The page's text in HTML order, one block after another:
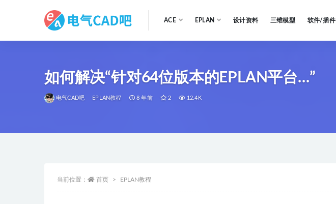
ACE EPLAN 设计资料 三维模型 软件/插件
如何解决“针对64位版本的EPLAN平台…”
电气CAD吧 EPLAN教程 8 年前 2 12.4K
当前位置： 首页 EPLAN教程